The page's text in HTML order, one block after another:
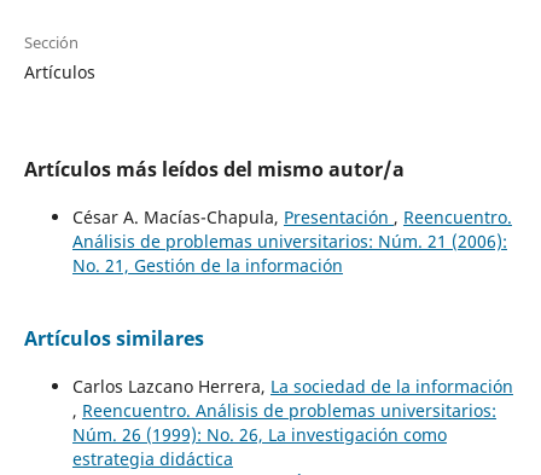
Sección
Artículos
Artículos más leídos del mismo autor/a
César A. Macías-Chapula, Presentación , Reencuentro.
Análisis de problemas universitarios: Núm. 21 (2006):
No. 21, Gestión de la información
Artículos similares
Carlos Lazcano Herrera, La sociedad de la información
, Reencuentro. Análisis de problemas universitarios:
Núm. 26 (1999): No. 26, La investigación como
estrategia didáctica